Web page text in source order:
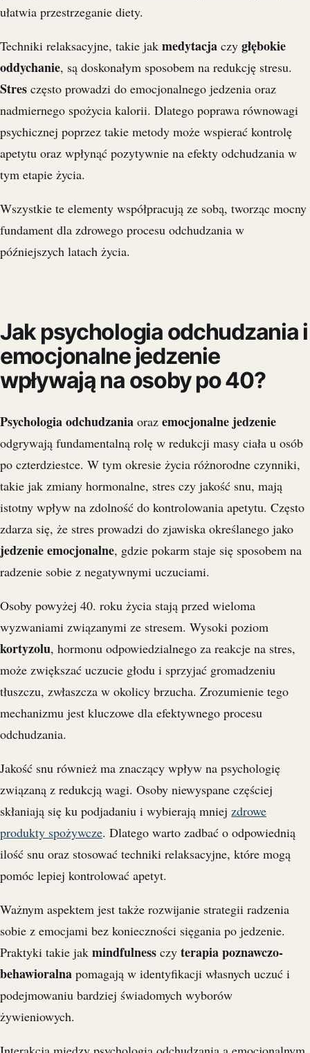
ułatwia przestrzeganie diety.
Techniki relaksacyjne, takie jak medytacja czy głębokie
oddychanie, są doskonałym sposobem na redukcję stresu.
Stres często prowadzi do emocjonalnego jedzenia oraz
nadmiernego spożycia kalorii. Dlatego poprawa równowagi
psychicznej poprzez takie metody może wspierać kontrolę
apetytu oraz wpłynąć pozytywnie na efekty odchudzania w
tym etapie życia.
Wszystkie te elementy współpracują ze sobą, tworząc mocny
fundament dla zdrowego procesu odchudzania w
późniejszych latach życia.
Jak psychologia odchudzania i
emocjonalne jedzenie
wpływają na osoby po 40?
Psychologia odchudzania oraz emocjonalne jedzenie
odgrywają fundamentalną rolę w redukcji masy ciała u osób
po czterdziestce. W tym okresie życia różnorodne czynniki,
takie jak zmiany hormonalne, stres czy jakość snu, mają
istotny wpływ na zdolność do kontrolowania apetytu. Często
zdarza się, że stres prowadzi do zjawiska określanego jako
jedzenie emocjonalne, gdzie pokarm staje się sposobem na
radzenie sobie z negatywnymi uczuciami.
Osoby powyżej 40. roku życia stają przed wieloma
wyzwaniami związanymi ze stresem. Wysoki poziom
kortyzolu, hormonu odpowiedzialnego za reakcje na stres,
może zwiększać uczucie głodu i sprzyjać gromadzeniu
tłuszczu, zwłaszcza w okolicy brzucha. Zrozumienie tego
mechanizmu jest kluczowe dla efektywnego procesu
odchudzania.
Jakość snu również ma znaczący wpływ na psychologię
związaną z redukcją wagi. Osoby niewyspane częściej
skłaniają się ku podjadaniu i wybierają mniej zdrowe
produkty spożywcze. Dlatego warto zadbać o odpowiednią
ilość snu oraz stosować techniki relaksacyjne, które mogą
pomóc lepiej kontrolować apetyt.
Ważnym aspektem jest także rozwijanie strategii radzenia
sobie z emocjami bez konieczności sięgania po jedzenie.
Praktyki takie jak mindfulness czy terapia poznawczo-
behawioralna pomagają w identyfikacji własnych uczuć i
podejmowaniu bardziej świadomych wyborów
żywieniowych.